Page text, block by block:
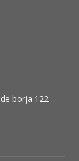
borja 122